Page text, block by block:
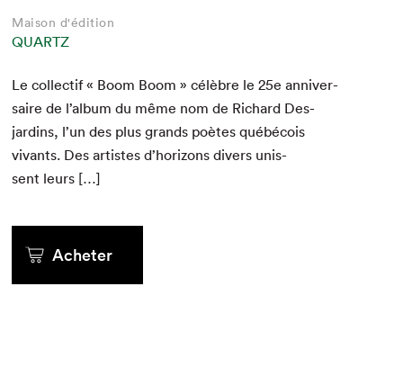
Maison d'édition
QUARTZ
Le col­lec­tif « Boom Boom » célèbre le25e anniver­
saire de l’album du même nom de Richard Des­
jardins, l’un des plus grands poètes québé­cois
vivants. Des artistes d’horizons divers unis­
sent leurs […]
Acheter